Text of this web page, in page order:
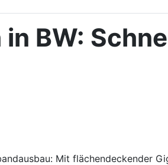
BW:
Mit flächendeckender